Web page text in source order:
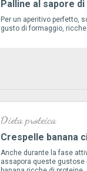
Palline al sapore
Per un aperitivo perfetto,
gusto di formaggio,
Dieta proteica
Crespelle banana
Anche durante la fase
assapora queste